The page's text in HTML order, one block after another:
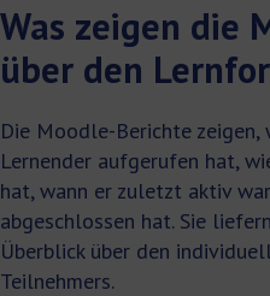
Was zeigen die
über den
Die Moodle-Berichte
Lernender aufgerufen hat,
hat, wann er zuletzt aktiv
abgeschlossen hat. Sie
Überblick über den
Teilnehmers.